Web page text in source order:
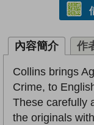
內容簡介 作
Collins brings
Crime, to
These carefully
the originals